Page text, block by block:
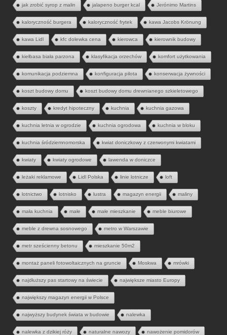
jak zrobić syrop z malin jalapeno burger kcal Jerónimo Martins
kaloryczność burgera kaloryczność frytek kawa Jacobs Krönung
kawa Lidl kfc dolewka cena kierowca kierownik budowy
kiełbasa biała parzona klasyfikacja orzechów komfort użytkowania
komunikacja podziemna konfiguracja pilota konserwacja żywności
koszt budowy domu koszt budowy domu drewnianego szkieletowego
koszty kredyt hipoteczny kuchnia kuchnia gazowa
kuchnia letnia w ogrodzie kuchnia ogrodowa kuchnia w bloku
kuchnia śródziemnomorska kwiat doniczkowy z czerwonymi kwiatami
kwiaty kwiaty ogrodowe lawenda w doniczce
leżaki reklamowe Lidl Polska linie lotnicze loft
lotnictwo lotnisko lustra magazyn energii maliny
mała kuchnia małe małe mieszkanie meble biurowe
meble z drewna sosnowego metro w Warszawie
metr sześcienny betonu mieszkanie 50m2
montaż paneli fotowoltaicznych na gruncie Moskwa mrówki
najdłuższy pas startowy na świecie największe miasto Europy
największy magazyn energii w Polsce
najwyższy budynek świata w budowie nalewka
nalewka z dzikiej róży naturalne nawozy nawożenie pomidorów